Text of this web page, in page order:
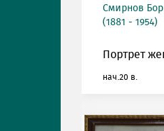
Смирнов
(1881 - 1954)
Портрет
нач.20 в.